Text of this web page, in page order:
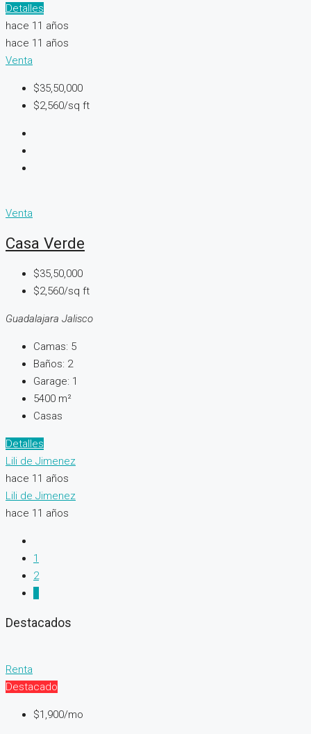
Detalles
hace 11 años
hace 11 años
Venta
$35,50,000
$2,560/sq ft
Venta
Casa Verde
$35,50,000
$2,560/sq ft
Guadalajara Jalisco
Camas: 5
Baños: 2
Garage: 1
5400 m²
Casas
Detalles
Lili de Jimenez
hace 11 años
Lili de Jimenez
hace 11 años
1
2
Destacados
Renta
Destacado
$1,900/mo